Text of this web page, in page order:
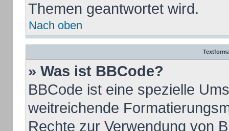
Themen geantwortet wird.
Nach oben
» Was ist BBCode?
BBCode ist eine spezielle
weitreichende
Rechte zur Verwendung von